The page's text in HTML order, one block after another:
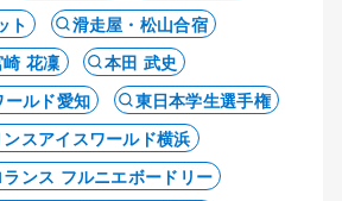
ト
滑走屋・松山合宿
花凜
本田 武史
ールド愛知
東日本学生選手権
ンスアイスワールド横浜
ランス フルニエボードリー